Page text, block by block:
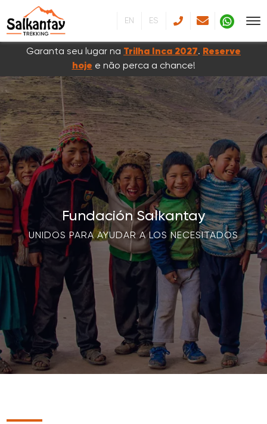
Garanta seu lugar na Trilha Inca 2027. Reserve
hoje e não perca a chance!
EN ES
Fundación Salkantay
UNIDOS PARA AYUDAR A LOS NECESITADOS